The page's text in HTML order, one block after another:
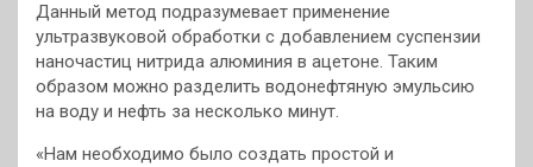
Данный метод подразумевает применение
ультразвуковой обработки с добавлением суспензии
наночастиц нитрида алюминия в ацетоне. Таким
образом можно разделить водонефтяную эмульсию
на воду и нефть за несколько минут.
«Нам необходимо было создать простой и